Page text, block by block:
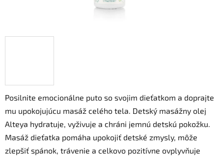
Posilnite emocionálne puto so svojim dieťatkom a doprajte
mu upokojujúcu masáž celého tela. Detský masážny olej
Alteya hydratuje, vyživuje a chráni jemnú detskú pokožku.
Masáž dieťatka pomáha upokojiť detské zmysly, môže
zlepšiť spánok, trávenie a celkovo pozitívne ovplyvňuje